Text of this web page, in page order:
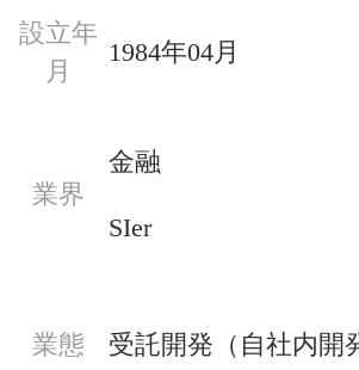
設立年
月
1984年04月
業界
金融
SIer
業態 受託開発（自社内開